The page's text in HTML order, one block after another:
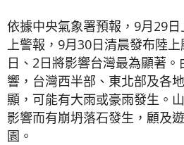
依據中央氣象署預報，9月29
上警報，9月30日清晨發布陸
日、2日將影響台灣最為顯著
響，台灣西半部、東北部及各
顯，可能有大雨或豪雨發生。
影響而有崩坍落石發生，顧及
園。